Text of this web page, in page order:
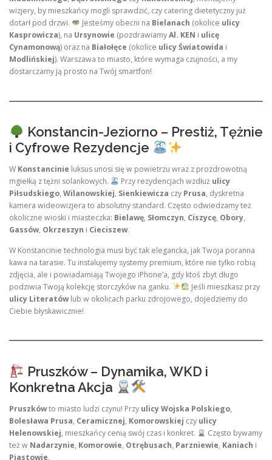
wizjery, by mieszkańcy mogli sprawdzić, czy catering dietetyczny już
dotarł pod drzwi.
Jesteśmy obecni na Bielanach (okolice ulicy
Kasprowicza), na Ursynowie (pozdrawiamyAl. KEN i ulicę
Cynamonową) oraz na Białołęce (okolice ulicy Światowida i
Modlińskiej). Warszawa to miasto, które wymaga czujności, a my
dostarczamy ją prosto na Twój smartfon!
Konstancin-Jeziorno – Prestiż, Tężnie
i Cyfrowe Rezydencje
W Konstancinie luksus unosi się w powietrzu wraz z prozdrowotną
mgiełką z tężni solankowych.
Przy rezydencjach wzdłuż ulicy
Piłsudskiego, Wilanowskiej, Sienkiewicza czy Prusa, dyskretna
kamera wideowizjera to absolutny standard. Często odwiedzamy też
okoliczne wioski i miasteczka: Bielawę, Słomczyn, Ciszycę, Obory,
Gassów, Okrzeszyn i Cieciszew.
W Konstancinie technologia musi być tak elegancka, jak Twoja poranna
kawa na tarasie. Tu instalujemy systemy premium, które nie tylko robią
zdjęcia, ale i powiadamiają Twojego iPhone’a, gdy ktoś zbyt długo
podziwia Twoją kolekcję storczyków na ganku.
Jeśli mieszkasz przy
ulicy Literatówlub w okolicach parku zdrojowego, dojedziemy do
Ciebie błyskawicznie!
Pruszków – Dynamika, WKD i
Konkretna Akcja
Pruszkówto miasto ludzi czynu! Przy ulicy Wojska Polskiego,
Bolesława Prusa, Ceramicznej, Komorowskiej czy ulicy
Helenowskiej, mieszkańcy cenią swój czas i konkret.
Często bywamy
też w Nadarzynie, Komorowie, Otrębusach, Parzniewie, Kaniach i
Piastowie.